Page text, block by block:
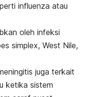
influenza atau
oleh infeksi
simplex, West Nile,
juga terkait
ketika sistem